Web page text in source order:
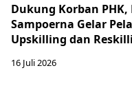
Dukung Korban
Sampoerna Gelar
Upskilling dan
16 Juli 2026